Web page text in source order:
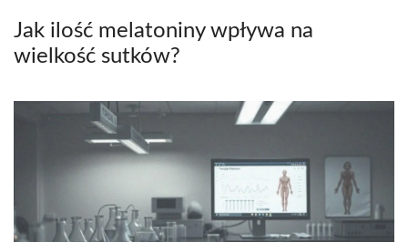
Jak ilość melatoniny wpływa na
wielkość sutków?